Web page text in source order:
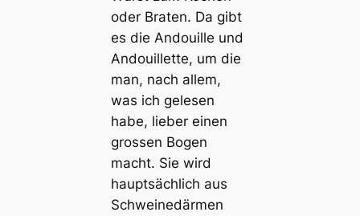
oder Braten. Da gibt
es die Andouille und
Andouillette, um die
man, nach allem,
was ich gelesen
habe, lieber einen
grossen Bogen
macht. Sie wird
hauptsächlich aus
Schweinedärmen